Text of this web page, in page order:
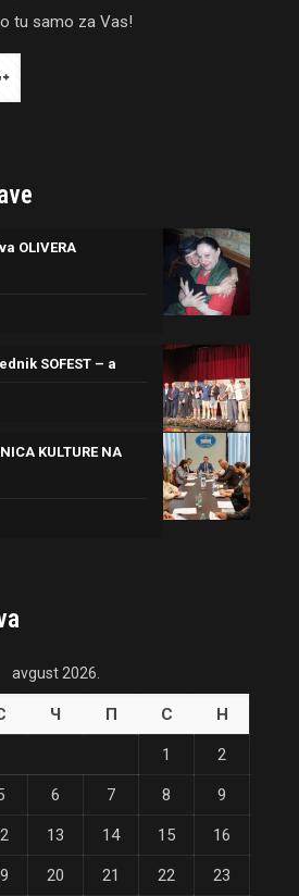
tu samo za Vas!
OLIVERA
SOFEST – a
KULTURE NA
avgust 2026.
Ч П С Н
1 2
6 7 8 9
13 14 15 16
20 21 22 23